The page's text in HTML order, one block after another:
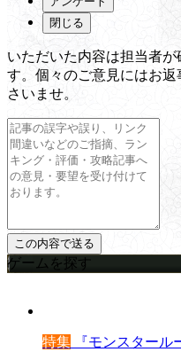
閉じる
いただいた内容は担当者
す。個々のご意見にはお
さいませ。
ゲームを探す
特集 『モンスタール